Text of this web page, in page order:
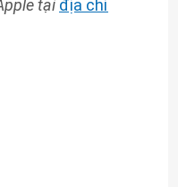
tạiđịa chỉ